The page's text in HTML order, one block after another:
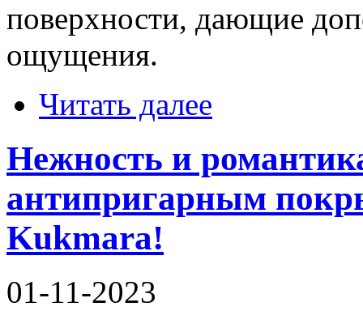
поверхности, дающие
ощущения.
Читать далее
Нежность и
антипригарным
Kukmara!
01-11-2023